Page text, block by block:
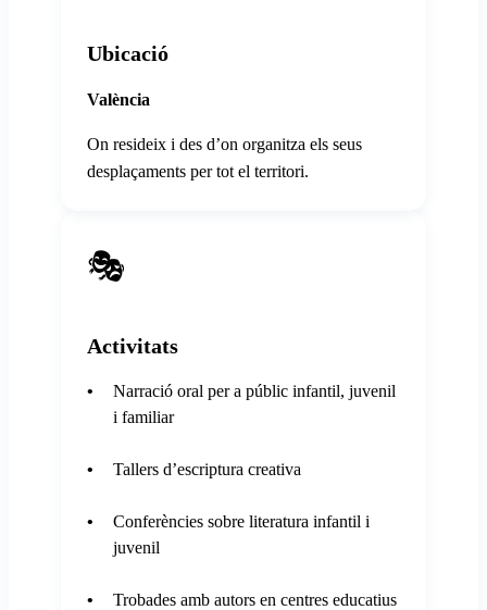
Ubicació
València
On resideix i des d’on organitza els seus
desplaçaments per tot el territori.
🎭
Activitats
Narració oral per a públic infantil, juvenil
i familiar
Tallers d’escriptura creativa
Conferències sobre literatura infantil i
juvenil
Trobades amb autors en centres educatius